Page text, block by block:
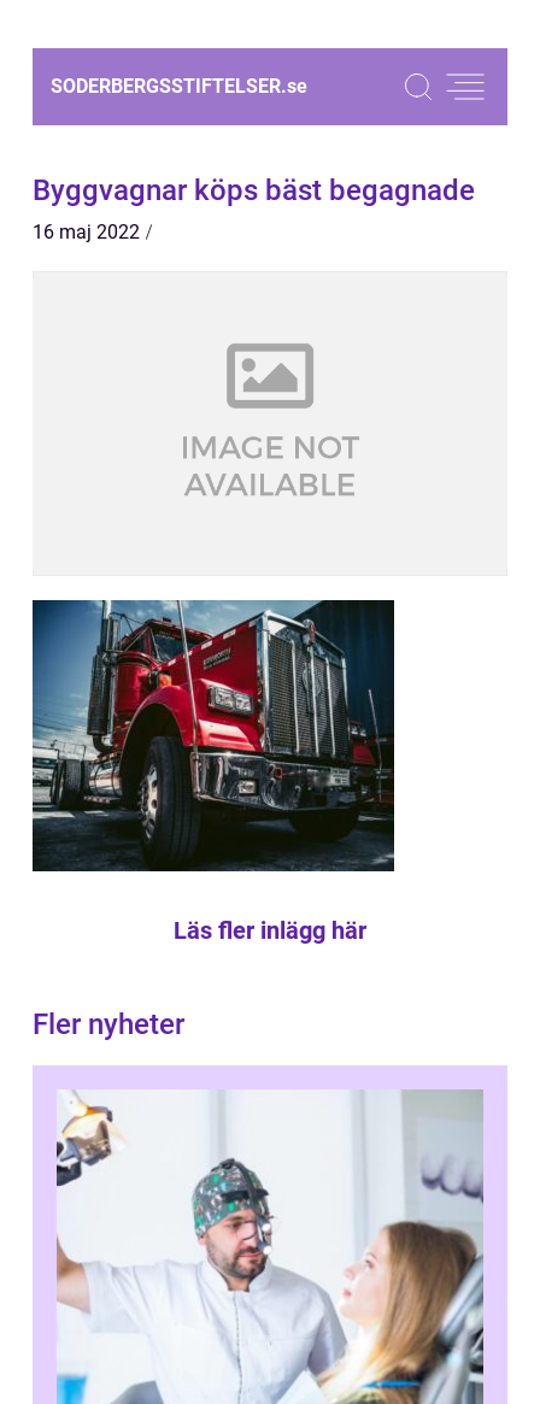
SODERBERGSSTIFTELSER.se
Byggvagnar köps bäst begagnade
16 maj 2022
Läs fler inlägg här
Fler nyheter